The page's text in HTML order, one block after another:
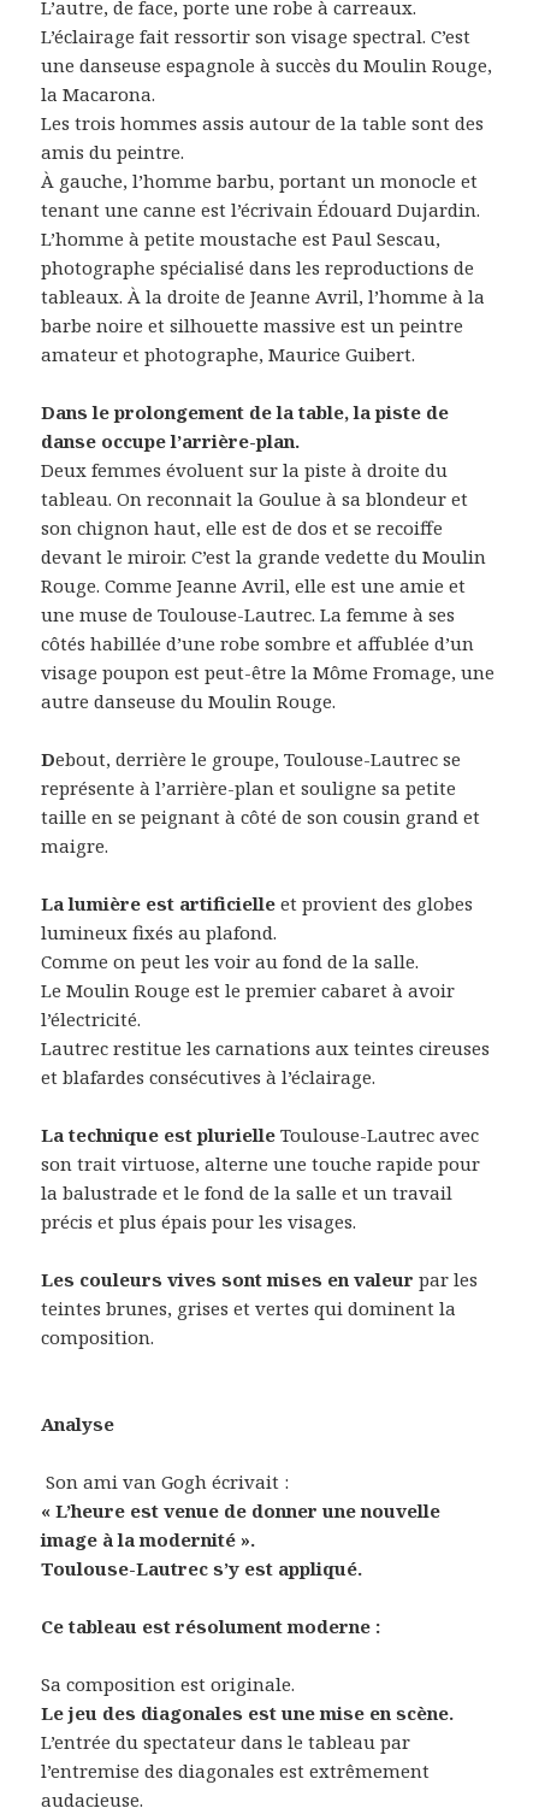
L’autre, de face, porte une robe à carreaux.
L’éclairage fait ressortir son visage spectral. C’est
une danseuse espagnole à succès du Moulin Rouge,
la Macarona.
Les trois hommes assis autour de la table sont des
amis du peintre.
À gauche, l’homme barbu, portant un monocle et
tenant une canne est l’écrivain Édouard Dujardin.
L’homme à petite moustache est Paul Sescau,
photographe spécialisé dans les reproductions de
tableaux. À la droite de Jeanne Avril, l’homme à la
barbe noire et silhouette massive est un peintre
amateur et photographe, Maurice Guibert.
Dans le prolongement de la table, la piste de
danse occupe l’arrière-plan.
Deux femmes évoluent sur la piste à droite du
tableau. On reconnait la Goulue à sa blondeur et
son chignon haut, elle est de dos et se recoiffe
devant le miroir. C’est la grande vedette du Moulin
Rouge. Comme Jeanne Avril, elle est une amie et
une muse de Toulouse-Lautrec. La femme à ses
côtés habillée d’une robe sombre et affublée d’un
visage poupon est peut-être la Môme Fromage, une
autre danseuse du Moulin Rouge.
Debout, derrière le groupe, Toulouse-Lautrec se
représente à l’arrière-plan et souligne sa petite
taille en se peignant à côté de son cousin grand et
maigre.
La lumière est artificielle et provient des globes
lumineux fixés au plafond.
Comme on peut les voir au fond de la salle.
Le Moulin Rouge est le premier cabaret à avoir
l’électricité.
Lautrec restitue les carnations aux teintes cireuses
et blafardes consécutives à l’éclairage.
La technique est plurielleToulouse-Lautrec avec
son trait virtuose, alterne une touche rapide pour
la balustrade et le fond de la salle et un travail
précis et plus épais pour les visages.
Les couleurs vives sont mises en valeurpar les
teintes brunes, grises et vertes qui dominent la
composition.
Analyse
Son ami van Gogh écrivait :
« L’heure est venue de donner une nouvelle
image à la modernité ».
Toulouse-Lautrec s’y est appliqué.
Ce tableau est résolument moderne :
Sa composition est originale.
Le jeu des diagonales est une mise en scène.
L’entrée du spectateur dans le tableau par
l’entremise des diagonales est extrêmement
audacieuse.